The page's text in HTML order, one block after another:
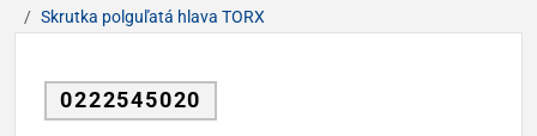
Skrutka polguľatá hlava TORX
0222545020